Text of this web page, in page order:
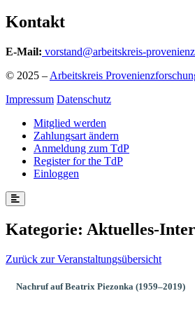
Kontakt
E-Mail: vorstand@arbeitskreis-
© 2025 – Arbeitskreis
Impressum Datenschutz
Mitglied werden
Zahlungsart ändern
Anmeldung zum TdP
Register for the TdP
Einloggen
Kategorie: Aktuelles-
Zurück zur Veranstaltungsübersicht
Nachruf auf Beatrix Piezonka (1959–2019)